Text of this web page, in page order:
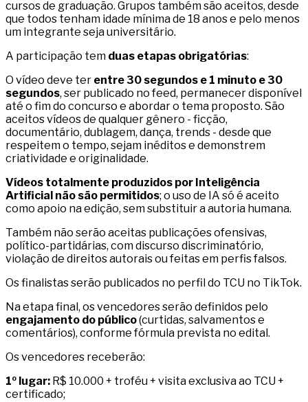
cursos de graduação. Grupos também são aceitos, desde
que todos tenham idade mínima de 18 anos e pelo menos
um integrante seja universitário.
A participação tem duas etapas obrigatórias:
O vídeo deve ter entre 30 segundos e 1 minuto e 30
segundos, ser publicado no feed, permanecer disponível
até o fim do concurso e abordar o tema proposto. São
aceitos vídeos de qualquer gênero - ficção,
documentário, dublagem, dança, trends - desde que
respeitem o tempo, sejam inéditos e demonstrem
criatividade e originalidade.
Vídeos totalmente produzidos por Inteligência
Artificial não são permitidos; o uso de IA só é aceito
como apoio na edição, sem substituir a autoria humana.
Também não serão aceitas publicações ofensivas,
político-partidárias, com discurso discriminatório,
violação de direitos autorais ou feitas em perfis falsos.
Os finalistas serão publicados no perfil do TCU no TikTok.
Na etapa final, os vencedores serão definidos pelo
engajamento do público(curtidas, salvamentos e
comentários), conforme fórmula prevista no edital.
Os vencedores receberão:
1º lugar: R$ 10.000 + troféu + visita exclusiva ao TCU +
certificado;